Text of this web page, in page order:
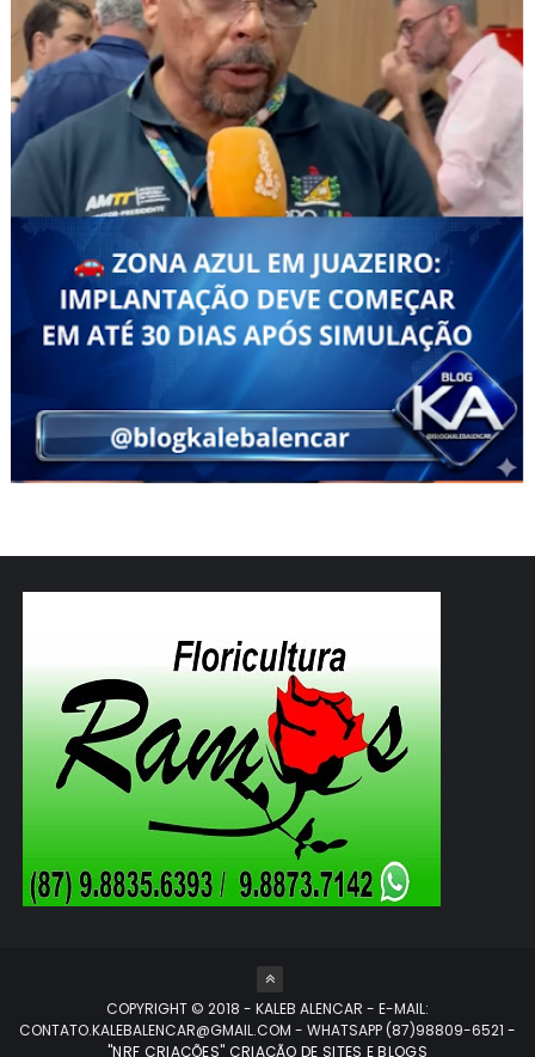
COPYRIGHT © 2018 - KALEB ALENCAR - E-MAIL:
CONTATO.KALEBALENCAR@GMAIL.COM - WHATSAPP (87)98809-6521 -
"NRF CRIAÇÕES" CRIAÇÃO DE SITES E BLOGS